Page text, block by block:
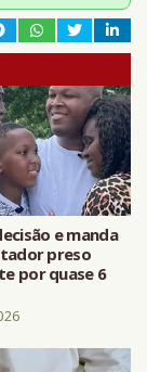
e manda
preso
por quase 6